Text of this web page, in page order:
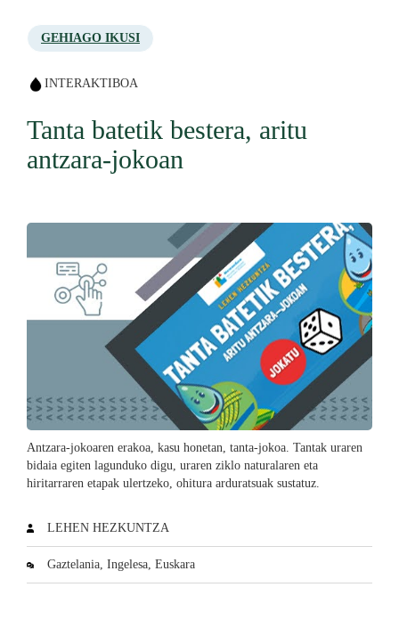
GEHIAGO IKUSI
INTERAKTIBOA
Tanta batetik bestera, aritu
antzara-jokoan
Antzara-jokoaren erakoa, kasu honetan, tanta-jokoa. Tantak uraren
bidaia egiten lagunduko digu, uraren ziklo naturalaren eta
hiritarraren etapak ulertzeko, ohitura arduratsuak sustatuz.
LEHEN HEZKUNTZA
Gaztelania, Ingelesa, Euskara